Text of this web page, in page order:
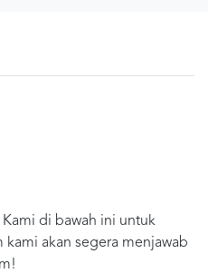
di bawah ini untuk
akan segera menjawab